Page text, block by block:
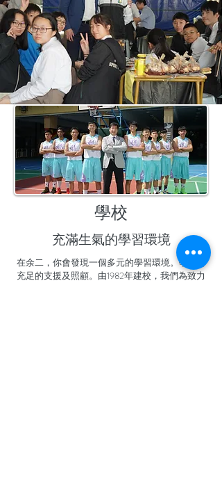
學校
​充滿生氣的學習環境
在余二，你會發現一個多元的學習環境。學生有
充足的支援及照顧。由1982年建校，我們為致力